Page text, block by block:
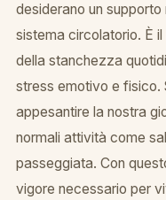
desiderano un
sistema circolatorio. È
della stanchezza
stress emotivo e fisico.
appesantire la nostra
normali attività come
passeggiata. Con
vigore necessario per